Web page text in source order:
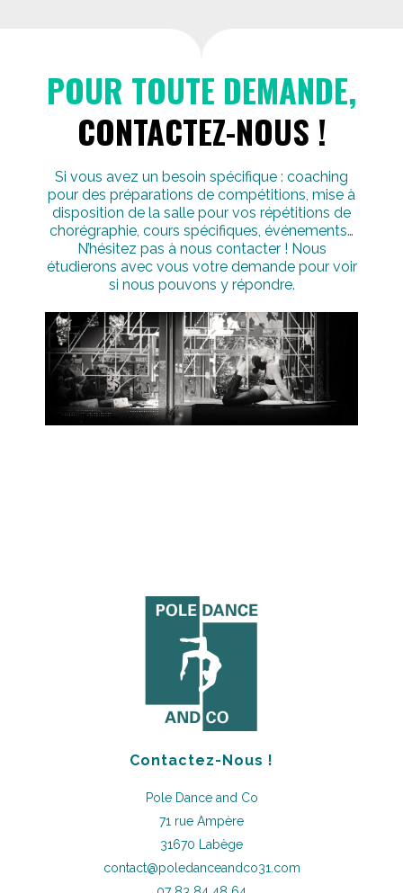
POUR TOUTE DEMANDE,
CONTACTEZ-NOUS !
Si vous avez un besoin spécifique : coaching
pour des préparations de compétitions, mise à
disposition de la salle pour vos répétitions de
chorégraphie, cours spécifiques, événements…
N’hésitez pas à nous contacter ! Nous
étudierons avec vous votre demande pour voir
si nous pouvons y répondre.
Contactez-Nous !
Pole Dance and Co
71 rue Ampère
31670 Labège
contact@poledanceandco31.com